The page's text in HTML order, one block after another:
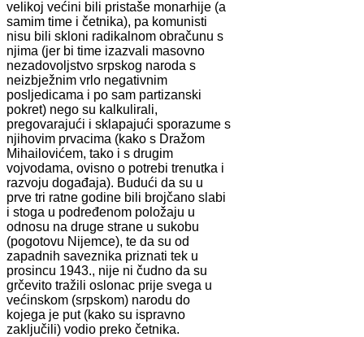
velikoj većini bili pristaše monarhije (a
samim time i četnika), pa komunisti
nisu bili skloni radikalnom obračunu s
njima (jer bi time izazvali masovno
nezadovoljstvo srpskog naroda s
neizbježnim vrlo negativnim
posljedicama i po sam partizanski
pokret) nego su kalkulirali,
pregovarajući i sklapajući sporazume s
njihovim prvacima (kako s Dražom
Mihailovićem, tako i s drugim
vojvodama, ovisno o potrebi trenutka i
razvoju događaja). Budući da su u
prve tri ratne godine bili brojčano slabi
i stoga u podređenom položaju u
odnosu na druge strane u sukobu
(pogotovu Nijemce), te da su od
zapadnih saveznika priznati tek u
prosincu 1943., nije ni čudno da su
grčevito tražili oslonac prije svega u
većinskom (srpskom) narodu do
kojega je put (kako su ispravno
zaključili) vodio preko četnika.